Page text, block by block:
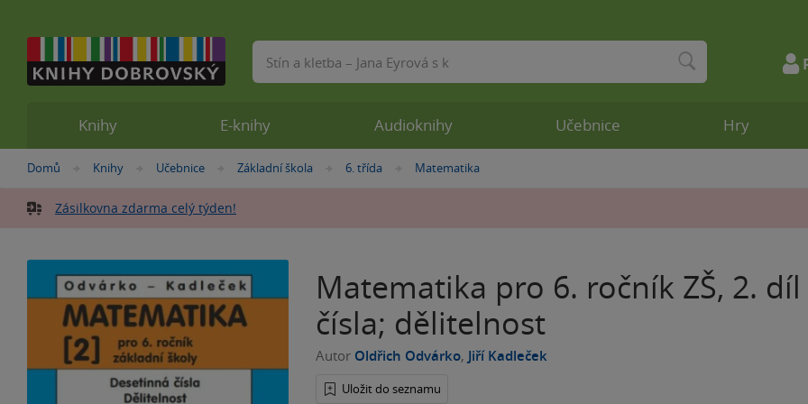
Nacházíte
zde:
Domů »
Knihy »
Učebnice »
Základní škola »
6. třída »
Matematika
Zásilkovna zdarma celý týden!
Matematika pro 6. ročník ZŠ, 2.
čísla; dělitelnost
Autor Oldřich Odvárko, Jiří Kadleček
Uložit do seznamu
Knihy E-knihy Audioknihy Učebnice Hry
Vyhledávání